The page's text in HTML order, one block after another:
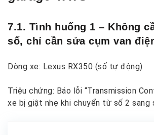
7.1. Tình huống 1 – Không
số, chỉ cần sửa cụm van
Dòng xe: Lexus RX350 (số tự động)
Triệu chứng: Báo lỗi “Transmission
xe bị giật nhẹ khi chuyển từ số 2 sang